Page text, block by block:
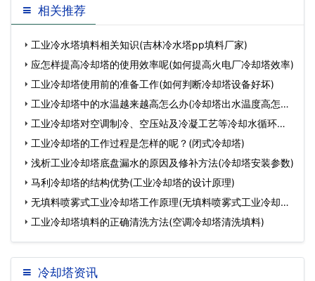
响… 却塔排放烟气缺点)
相关推荐
工业冷水塔填料相关知识(吉林冷水塔pp填料厂家)
应怎样提高冷却塔的使用效率呢(如何提高火电厂冷却塔效率)
工业冷却塔使用前的准备工作(如何判断冷却塔设备好坏)
工业冷却塔中的水温越来越高怎么办(冷却塔出水温度高怎么
办 工业冷却塔对空调制冷、空压站及冷凝工艺等冷却水循环系
统 工业冷却塔的工作过程是怎样的呢？(闭式冷却塔)
浅析工业冷却塔底盘漏水的原因及修补方法(冷却塔安装参数)
马利冷却塔的结构优势(工业冷却塔的设计原理)
无填料喷雾式工业冷却塔工作原理(无填料喷雾式工业冷却塔
工 工业冷却塔填料的正确清洗方法(空调冷却塔清洗填料)
冷却塔资讯